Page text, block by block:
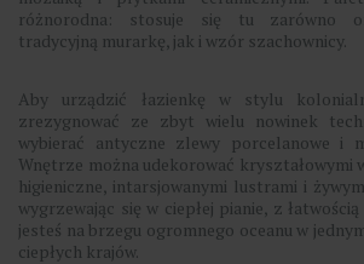
różnorodna: stosuje się tu zarówno
tradycyjną murarkę, jak i wzór szachownicy.
Aby urządzić łazienkę w stylu
zrezygnować ze zbyt wielu nowinek
wybierać antyczne zlewy porcelanowe i
Wnętrze można udekorować kryształowymi
higieniczne, intarsjowanymi lustrami i
wygrzewając się w ciepłej pianie, z
jesteś na brzegu ogromnego oceanu w
ciepłych krajów.